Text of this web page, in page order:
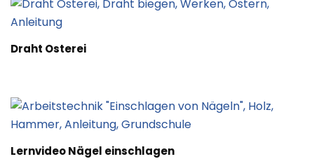
Draht Osterei
Lernvideo Nägel einschlagen